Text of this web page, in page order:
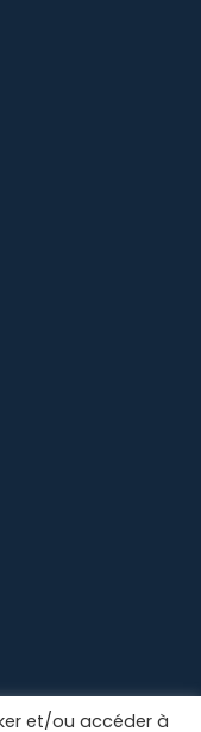
légales
et/ou accéder à